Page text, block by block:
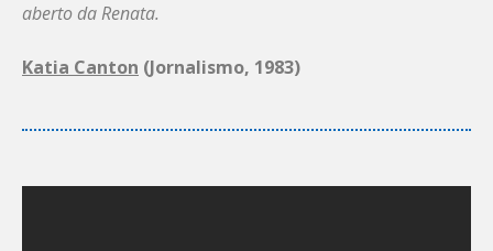
aberto da Renata.
Katia Canton (Jornalismo, 1983)